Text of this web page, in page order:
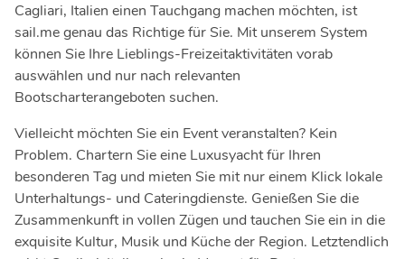
Cagliari, Italien einen Tauchgang machen möchten, ist
sail.me genau das Richtige für Sie. Mit unserem System
können Sie Ihre Lieblings-Freizeitaktivitäten vorab
auswählen und nur nach relevanten
Bootscharterangeboten suchen.
Vielleicht möchten Sie ein Event veranstalten? Kein
Problem. Chartern Sie eine Luxusyacht für Ihren
besonderen Tag und mieten Sie mit nur einem Klick lokale
Unterhaltungs- und Cateringdienste. Genießen Sie die
Zusammenkunft in vollen Zügen und tauchen Sie ein in die
exquisite Kultur, Musik und Küche der Region. Letztendlich